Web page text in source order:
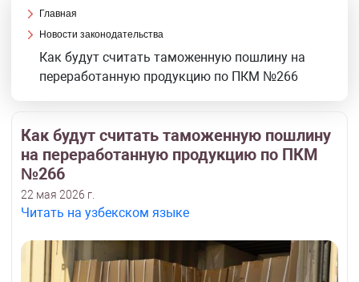
Главная
Новости законодательства
Как будут считать таможенную пошлину на
переработанную продукцию по ПКМ №266
Как будут считать таможенную пошлину
на переработанную продукцию по ПКМ
№266
22 мая 2026 г.
Читать на узбекском языке